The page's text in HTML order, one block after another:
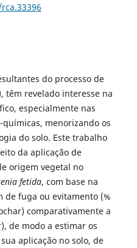
do processo de
têm revelado interesse na
especialmente nas
menorizando os
do solo. Este trabalho
da aplicação de
origem vegetal no
fetida, com base na
de fuga ou evitamento (%
comparativamente a
de modo a estimar os
aplicação no solo, de